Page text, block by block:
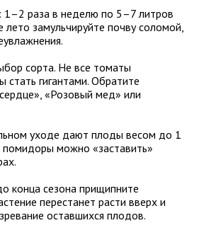
раза в неделю по 5–7 литров
замульчируйте почву соломой,
сорта. Не все томаты
стать гигантами. Обратите
«Розовый мед» или
уходе дают плоды весом до 1
можно «заставить»
конца сезона прищипните
перестанет расти вверх и
оставшихся плодов.